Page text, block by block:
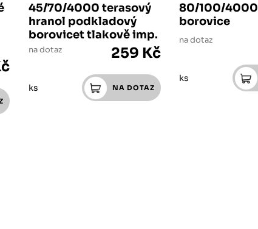
45/70/4000 terasový
hranol podkladový
borovicet tlakově imp.
na dotaz 259 Kč
ks
80/100/4000
borovice
na dotaz
ks